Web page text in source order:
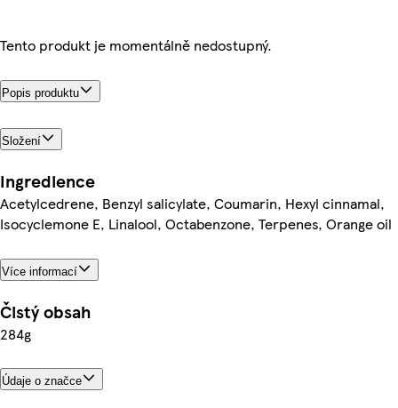
Tento produkt je momentálně nedostupný.
Popis produktu
Složení
Ingredience
Acetylcedrene, Benzyl salicylate, Coumarin, Hexyl cinnamal,
Isocyclemone E, Linalool, Octabenzone, Terpenes, Orange oil
Více informací
Čistý obsah
284g
Údaje o značce